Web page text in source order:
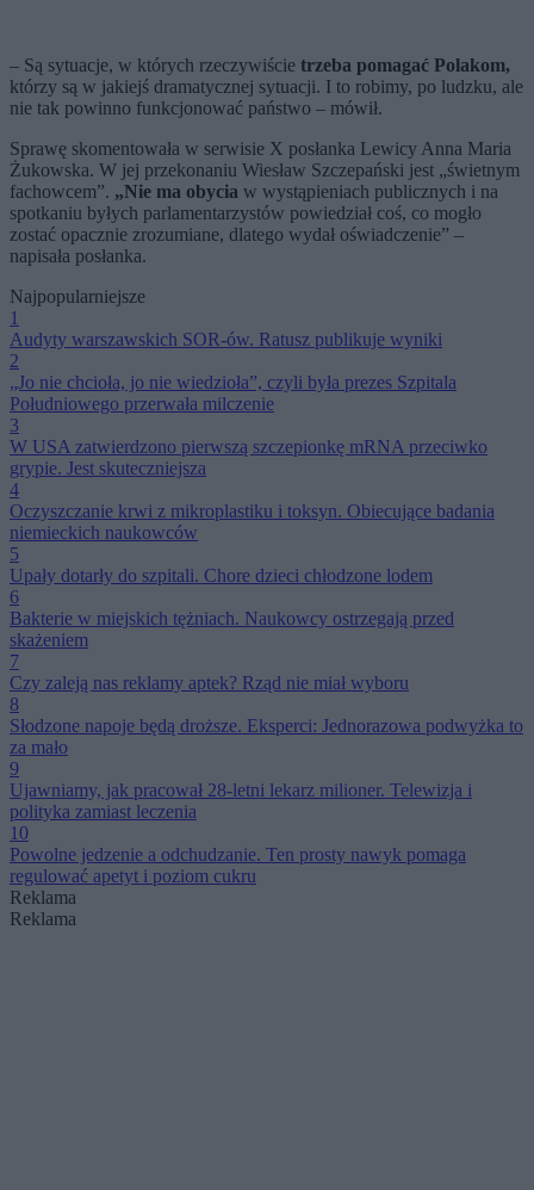
– Są sytuacje, w których rzeczywiście trzeba pomagać Polakom,
którzy są w jakiejś dramatycznej sytuacji. I to robimy, po ludzku, ale
nie tak powinno funkcjonować państwo – mówił.
Sprawę skomentowała w serwisie X posłanka Lewicy Anna Maria
Żukowska. W jej przekonaniu Wiesław Szczepański jest „świetnym
fachowcem”. „Nie ma obycia w wystąpieniach publicznych i na
spotkaniu byłych parlamentarzystów powiedział coś, co mogło
zostać opacznie zrozumiane, dlatego wydał oświadczenie” –
napisała posłanka.
Najpopularniejsze
1
Audyty warszawskich SOR-ów. Ratusz publikuje wyniki
2
„Jo nie chcioła, jo nie wiedzioła”, czyli była prezes Szpitala
Południowego przerwała milczenie
3
W USA zatwierdzono pierwszą szczepionkę mRNA przeciwko
grypie. Jest skuteczniejsza
4
Oczyszczanie krwi z mikroplastiku i toksyn. Obiecujące badania
niemieckich naukowców
5
Upały dotarły do szpitali. Chore dzieci chłodzone lodem
6
Bakterie w miejskich tężniach. Naukowcy ostrzegają przed
skażeniem
7
Czy zaleją nas reklamy aptek? Rząd nie miał wyboru
8
Słodzone napoje będą droższe. Eksperci: Jednorazowa podwyżka to
za mało
9
Ujawniamy, jak pracował 28-letni lekarz milioner. Telewizja i
polityka zamiast leczenia
10
Powolne jedzenie a odchudzanie. Ten prosty nawyk pomaga
regulować apetyt i poziom cukru
Reklama
Reklama